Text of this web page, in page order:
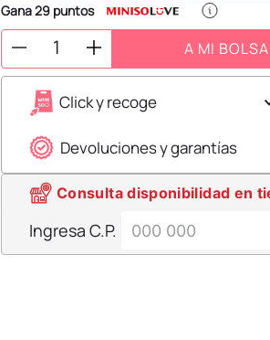
Gana29 puntos
A MI BOLSA
Click y recoge
Devoluciones y garantías
Consulta disponibilidad en
Ingresa C.P.